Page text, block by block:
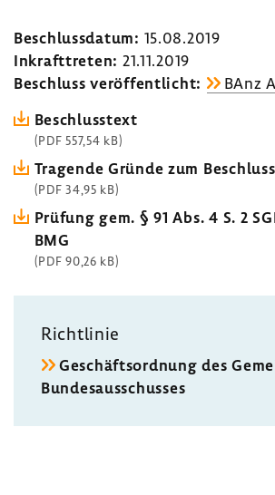
Beschluss­datum: 15.08.2019
Inkraft­treten: 21.11.2019
Beschluss veröf­fent­licht:
BAnz
Beschluss­text
(PDF 557,54 kB)
Tragende Gründe zum Beschluss
(PDF 34,95 kB)
Prüfung gem. § 91 Abs. 4 S. 2
BMG
(PDF 90,26 kB)
Richt­linie
Geschäfts­ord­nung des
Bundes­aus­schusses